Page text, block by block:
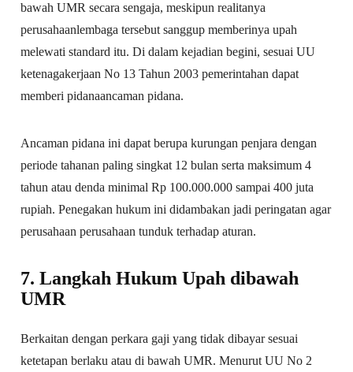
bawah UMR secara sengaja, meskipun realitanya
perusahaanlembaga tersebut sanggup memberinya upah
melewati standard itu. Di dalam kejadian begini, sesuai UU
ketenagakerjaan No 13 Tahun 2003 pemerintahan dapat
memberi pidanaancaman pidana.
Ancaman pidana ini dapat berupa kurungan penjara dengan
periode tahanan paling singkat 12 bulan serta maksimum 4
tahun atau denda minimal Rp 100.000.000 sampai 400 juta
rupiah. Penegakan hukum ini didambakan jadi peringatan agar
perusahaan perusahaan tunduk terhadap aturan.
7. Langkah Hukum Upah dibawah
UMR
Berkaitan dengan perkara gaji yang tidak dibayar sesuai
ketetapan berlaku atau di bawah UMR. Menurut UU No 2